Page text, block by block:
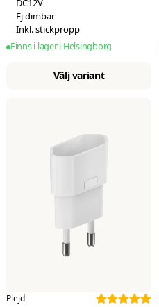
DC12V
Ej dimbar
Inkl. stickpropp
Finns i lager i Helsingborg
Välj variant
Plejd